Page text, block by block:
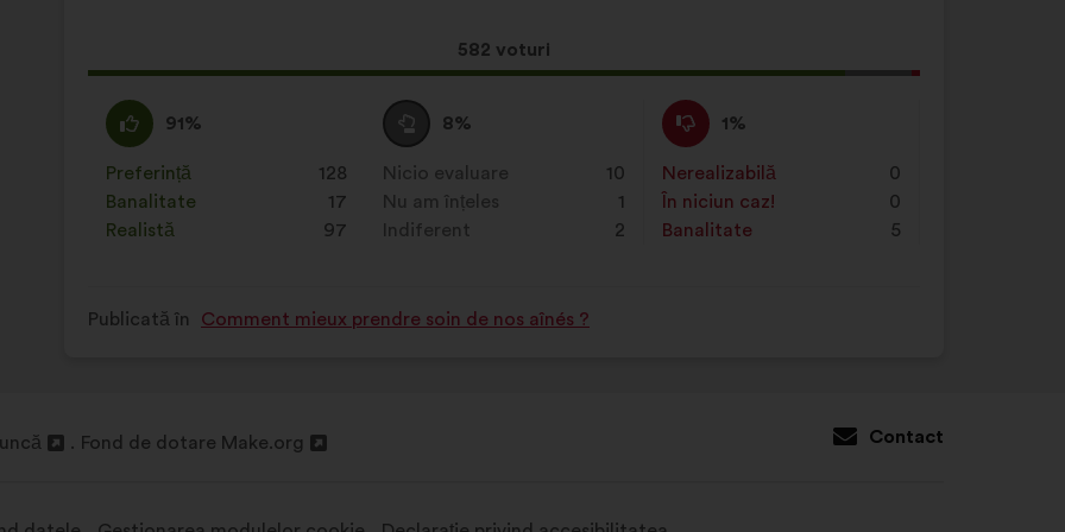
Această
propunere
întrunit:
582 voturi
Acord
:
91%
Această
propunere
a
primit
clasificarea:
Preferință
: 128
ori
Banalitate
: 17
ori
Realistă
: 97
ori
Neutru
:
8%
Această
propunere
a
primit
clasificarea:
Nicio evaluare
: 10
ori
Nu am înțeles
: 1
ori
Indiferent
2
ori
Dezacord
:
1%
Această
propunere
a
primit
clasificarea:
Nerealizabilă
: 0
ori
În niciun caz!
0
ori
Banalitate
: 5
ori
Publicată în Comment mieux prendre soin de nos aînés ?
Fond de dotare Make.org Contact